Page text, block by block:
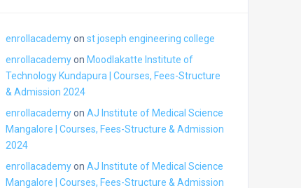
enrollacademyon st joseph engineering college
enrollacademyon Moodlakatte Institute of
Technology Kundapura | Courses, Fees-Structure
& Admission 2024
enrollacademyon AJ Institute of Medical Science
Mangalore | Courses, Fees-Structure & Admission
2024
enrollacademyon AJ Institute of Medical Science
Mangalore | Courses, Fees-Structure & Admission